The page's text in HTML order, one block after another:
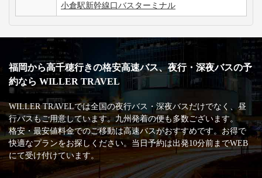
小倉駅新幹線口バスターミナル
福岡から高千穂行きの格安高速バス、夜行・深夜バスの予
約なら WILLER TRAVEL
WILLER TRAVELでは全国の夜行バス・深夜バスだけでなく、昼
行バスもご用意しています。九州発着の便も多数ございます。
格安・最安値料金でのご移動は高速バスがおすすめです。お得で
快適なプランをお探しください。当日予約は出発10分前までWEB
にて受け付けています。